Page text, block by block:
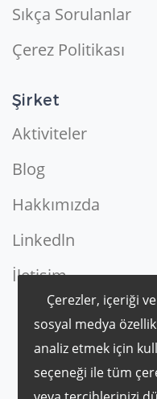
Sıkça Sorulanlar
Çerez Politikası
Şirket
Aktiviteler
Blog
Hakkımızda
Linkedln
İletişim
Çerezler, içeriği
sosyal medya
analiz etmek için
seçeneği ile tüm